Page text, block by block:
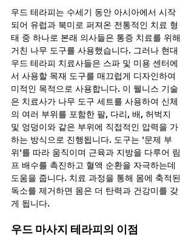
우드 테라피는 수세기 동안 아시아에서 시작
되어 유럽과 북미로 퍼져온 전통적인 치료 형
태 중 하나로 본래 의사들은 통증 치료를 위해
거친 나무 도구를 사용했습니다. 그러나 현대
우드 테라피 치료사들은 스파 및 미용 센터에
서 사용할 목재 도구를 매끄럽게 디자인하여
미적인 목적으로 사용합니다. 이 웰니스 기술
은 치료사가 나무 도구 세트를 사용하여 신체
의 여러 부위를 포함한 팔, 다리, 배, 허벅지
및 엉덩이와 같은 부위에 직접적인 압력을 가
하는 방식으로 진행됩니다. 도구는 '문제 부
위'를 따라 움직이며 근육과 지방을 다루어 림
프 배수를 촉진하고 혈액 순환을 자극하는데
도움을 줍니다. 치료 과정을 통해 몸에 축적된
독소를 제거하면 몸은 더 탄력과 건강미를 갖
게 됩니다.
우드 마사지 테라피의 이점